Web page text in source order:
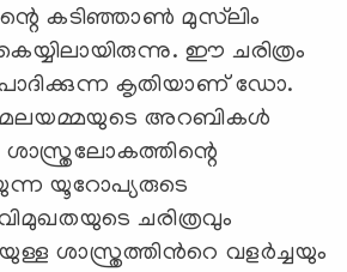
കടിഞ്ഞാൺ മുസ്‍ലിം
ഈ ചരിത്രം
കൃതിയാണ് ഡോ.
മലയമ്മയുടെ അറബികള്‍
യൂറോപ്യരുടെ
ചരിത്രവും
ശാസ്ത്രത്തിൻറെ വളർച്ചയും